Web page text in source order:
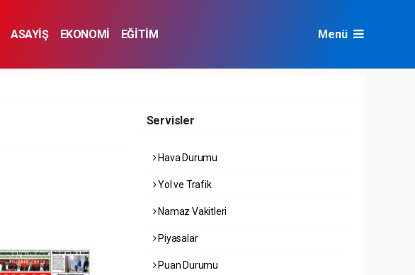
ASAYİŞ EKONOMİ
EĞİTİM
Menü
Servisler
Hava Durumu
Yol ve Trafik
Namaz Vakitleri
Piyasalar
Puan Durumu